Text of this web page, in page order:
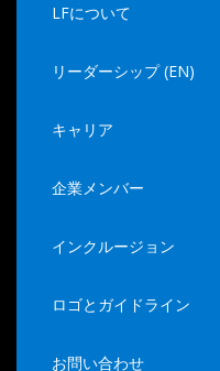
LFについて
リーダーシップ (EN)
キャリア
企業メンバー
インクルージョン
ロゴとガイドライン
お問い合わせ